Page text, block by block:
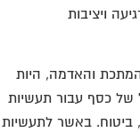
המתכת והאדמה, היות
כסף עבור תעשיות
באשר לתעשיות